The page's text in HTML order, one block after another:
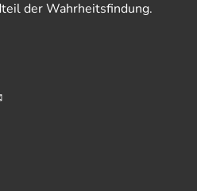
der den Marxismus überlebte
an der Theorie nachweist, dass die
(feindlich) Übernehmen
als, zuvor, größere, nur eben jetzt
ein Fisch das Wasser. Und nichts
der Wahrheitsfindung.